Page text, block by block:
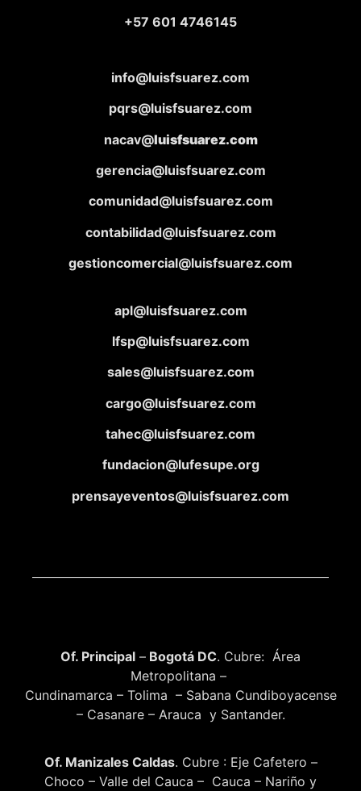
+57 601 4746145
info@luisfsuarez.com
pqrs@luisfsuarez.com
nacav@luisfsuarez.com
gerencia@luisfsuarez.com
comunidad@luisfsuarez.com
contabilidad@luisfsuarez.com
gestioncomercial@luisfsuarez.com
apl@luisfsuarez.com
lfsp@luisfsuarez.com
sales@luisfsuarez.com
cargo@luisfsuarez.com
tahec@luisfsuarez.com
fundacion@lufesupe.org
prensayeventos@luisfsuarez.com
Of. Principal – Bogotá DC. Cubre: Área
Metropolitana –
Cundinamarca – Tolima – Sabana Cundiboyacense
– Casanare – Arauca y Santander.
Of. Manizales Caldas. Cubre : Eje Cafetero –
Choco – Valle del Cauca – Cauca – Nariño y